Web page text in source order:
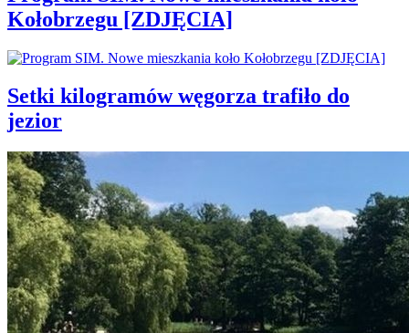
Kołobrzegu [ZDJĘCIA]
Setki kilogramów węgorza trafiło do
jezior